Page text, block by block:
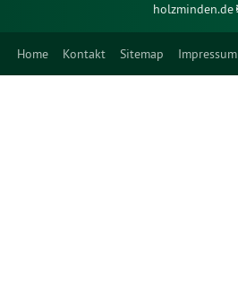
Home Kontakt Sitemap Impressum
holzminden.de